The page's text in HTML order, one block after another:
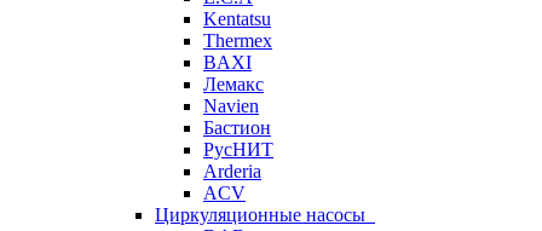
Kentatsu
Thermex
BAXI
Лемакс
Navien
Бастион
РусНИТ
Arderia
ACV
Циркуляционные насосы